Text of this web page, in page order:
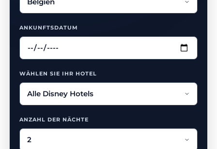
ANKUNFTSDATUM
WÄHLEN SIE IHR HOTEL
ANZAHL DER NÄCHTE